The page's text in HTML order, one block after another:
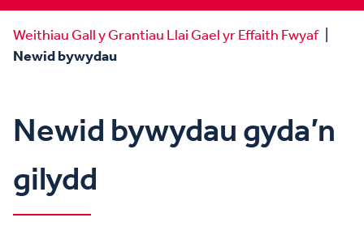
Weithiau Gall y Grantiau Llai Gael yr Effaith Fwyaf
Newid bywydau
Newid bywydau gyda’n
gilydd